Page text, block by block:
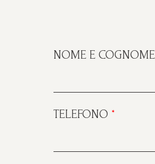
NOME E COGNOME
TELEFONO *